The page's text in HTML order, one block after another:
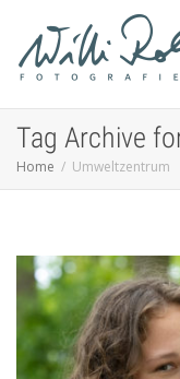
Tag Archive
Home Umweltzentrum